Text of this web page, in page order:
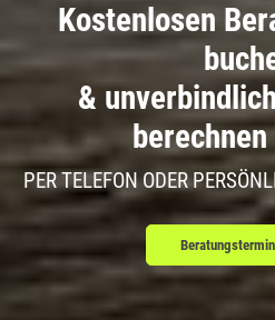
Kostenlosen
&
PER TELEFON ODER